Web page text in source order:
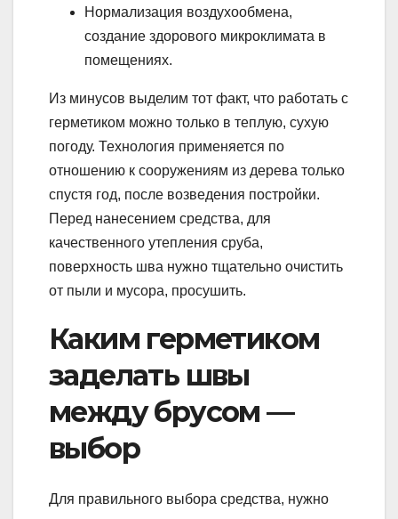
Нормализация воздухообмена,
создание здорового микроклимата в
помещениях.
Из минусов выделим тот факт, что работать с
герметиком можно только в теплую, сухую
погоду. Технология применяется по
отношению к сооружениям из дерева только
спустя год, после возведения постройки.
Перед нанесением средства, для
качественного утепления сруба,
поверхность шва нужно тщательно очистить
от пыли и мусора, просушить.
Каким герметиком
заделать швы
между брусом —
выбор
Для правильного выбора средства, нужно